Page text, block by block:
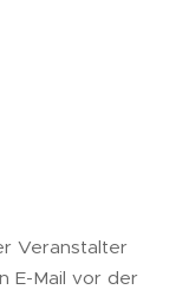
Veranstalter
E-Mail vor der